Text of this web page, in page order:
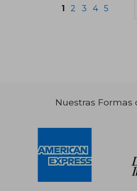
dcto. S/ 168,68
1 2 3 4 5
Nuestras Formas